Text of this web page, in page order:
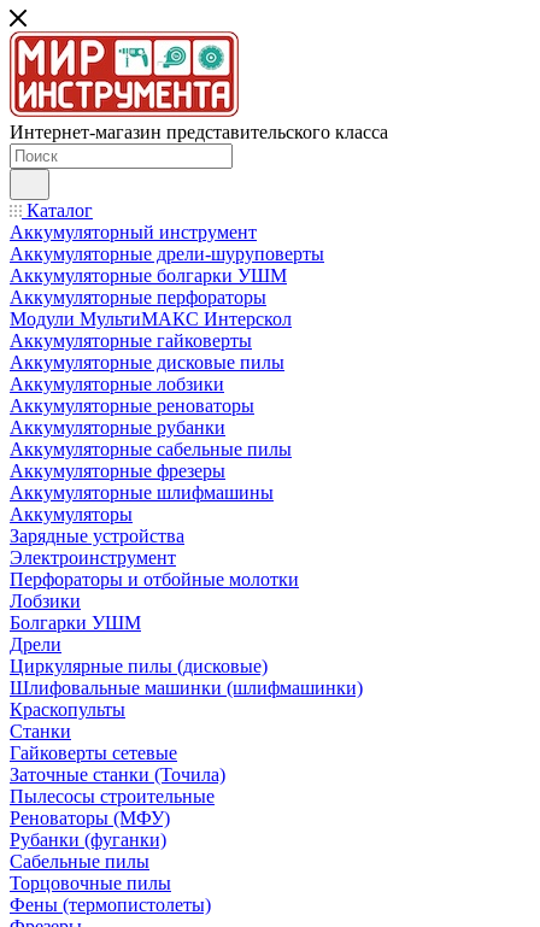
Интернет-магазин представительского класса
Каталог
Аккумуляторный инструмент
Аккумуляторные дрели-шуруповерты
Аккумуляторные болгарки УШМ
Аккумуляторные перфораторы
Модули МультиМАКС Интерскол
Аккумуляторные гайковерты
Аккумуляторные дисковые пилы
Аккумуляторные лобзики
Аккумуляторные реноваторы
Аккумуляторные рубанки
Аккумуляторные сабельные пилы
Аккумуляторные фрезеры
Аккумуляторные шлифмашины
Аккумуляторы
Зарядные устройства
Электроинструмент
Перфораторы и отбойные молотки
Лобзики
Болгарки УШМ
Дрели
Циркулярные пилы (дисковые)
Шлифовальные машинки (шлифмашинки)
Краскопульты
Станки
Гайковерты сетевые
Заточные станки (Точила)
Пылесосы строительные
Реноваторы (МФУ)
Рубанки (фуганки)
Сабельные пилы
Торцовочные пилы
Фены (термопистолеты)